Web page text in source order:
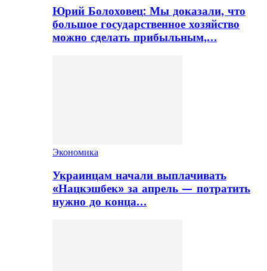
Юрий Болоховец: Мы доказали, что
большое государственное хозяйство
можно сделать прибыльным,…
Экономика
Украинцам начали выплачивать
«Нацкэшбек» за апрель — потратить
нужно до конца…